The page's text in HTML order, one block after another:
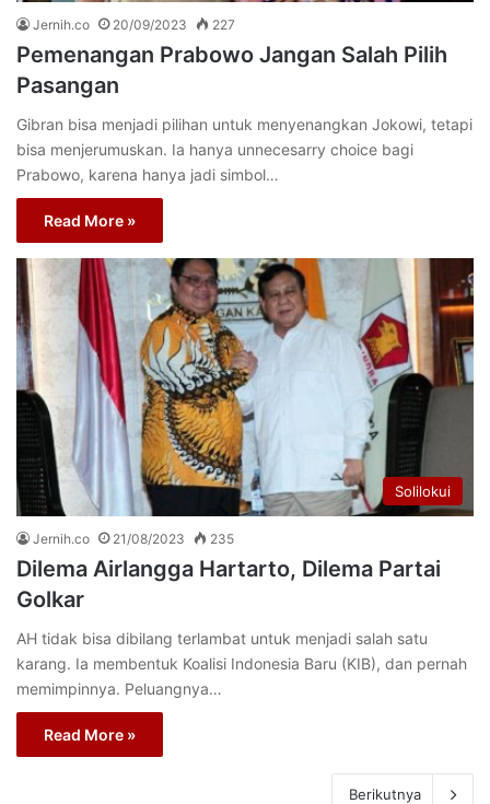
Jernih.co 20/09/2023 227
Pemenangan Prabowo Jangan Salah Pilih
Pasangan
Gibran bisa menjadi pilihan untuk menyenangkan Jokowi, tetapi
bisa menjerumuskan. Ia hanya unnecesarry choice bagi
Prabowo, karena hanya jadi simbol…
Read More »
Solilokui
Jernih.co 21/08/2023 235
Dilema Airlangga Hartarto, Dilema Partai
Golkar
AH tidak bisa dibilang terlambat untuk menjadi salah satu
karang. Ia membentuk Koalisi Indonesia Baru (KIB), dan pernah
memimpinnya. Peluangnya…
Read More »
Berikutnya